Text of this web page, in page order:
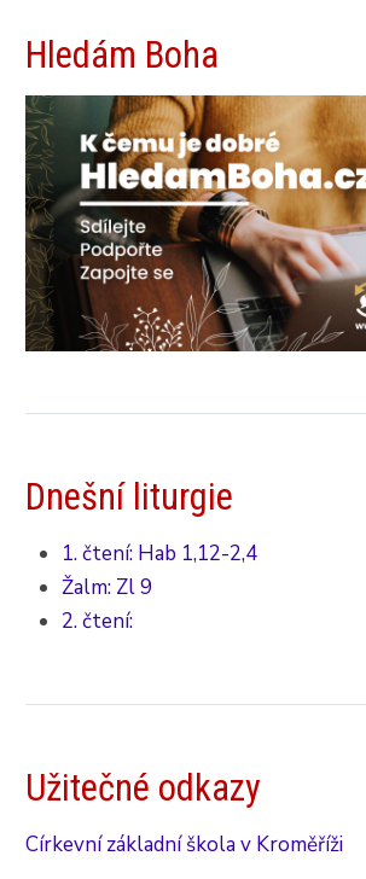
Hledám Boha
Dnešní liturgie
1. čtení: Hab 1,12-2,4
Žalm: Zl 9
2. čtení:
Užitečné odkazy
Církevní základní škola v Kroměříži